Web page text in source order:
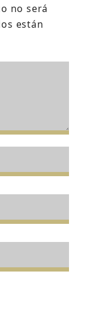
no será
están